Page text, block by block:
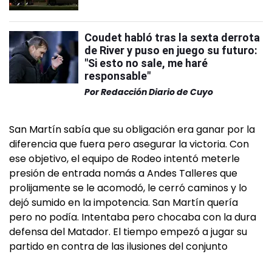
Coudet habló tras la sexta derrota
de River y puso en juego su futuro:
"Si esto no sale, me haré
responsable"
PorRedacción Diario de Cuyo
San Martín sabía que su obligación era ganar por la
diferencia que fuera pero asegurar la victoria. Con
ese objetivo, el equipo de Rodeo intentó meterle
presión de entrada nomás a Andes Talleres que
prolijamente se le acomodó, le cerró caminos y lo
dejó sumido en la impotencia. San Martín quería
pero no podía. Intentaba pero chocaba con la dura
defensa del Matador. El tiempo empezó a jugar su
partido en contra de las ilusiones del conjunto